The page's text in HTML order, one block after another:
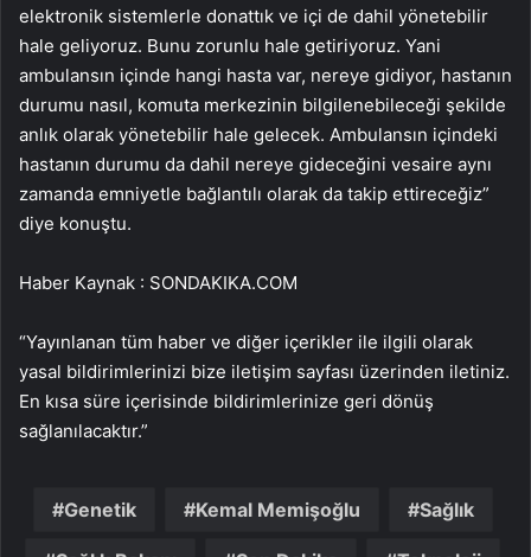
elektronik sistemlerle donattık ve içi de dahil yönetebilir
hale geliyoruz. Bunu zorunlu hale getiriyoruz. Yani
ambulansın içinde hangi hasta var, nereye gidiyor, hastanın
durumu nasıl, komuta merkezinin bilgilenebileceği şekilde
anlık olarak yönetebilir hale gelecek. Ambulansın içindeki
hastanın durumu da dahil nereye gideceğini vesaire aynı
zamanda emniyetle bağlantılı olarak da takip ettireceğiz”
diye konuştu.
Haber Kaynak : SONDAKIKA.COM
“Yayınlanan tüm haber ve diğer içerikler ile ilgili olarak
yasal bildirimlerinizi bize iletişim sayfası üzerinden iletiniz.
En kısa süre içerisinde bildirimlerinize geri dönüş
sağlanılacaktır.”
Genetik Kemal Memişoğlu Sağlık